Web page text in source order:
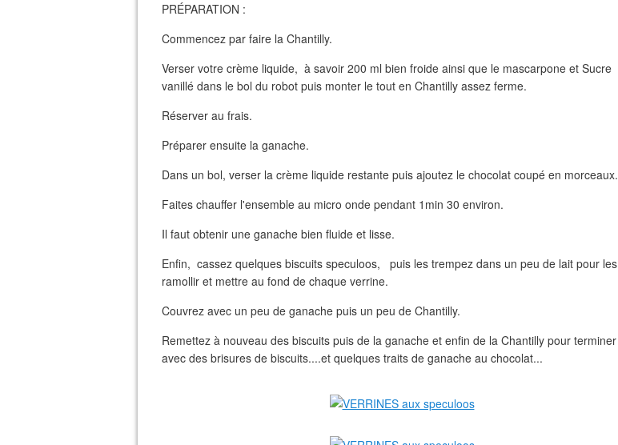
PRÉPARATION :
Commencez par faire la Chantilly.
Verser votre crème liquide, à savoir 200 ml bien froide ainsi que le mascarpone et Sucre
vanillé dans le bol du robot puis monter le tout en Chantilly assez ferme.
Réserver au frais.
Préparer ensuite la ganache.
Dans un bol, verser la crème liquide restante puis ajoutez le chocolat coupé en morceaux.
Faites chauffer l'ensemble au micro onde pendant 1min 30 environ.
Il faut obtenir une ganache bien fluide et lisse.
Enfin, cassez quelques biscuits speculoos, puis les trempez dans un peu de lait pour les
ramollir et mettre au fond de chaque verrine.
Couvrez avec un peu de ganache puis un peu de Chantilly.
Remettez à nouveau des biscuits puis de la ganache et enfin de la Chantilly pour terminer
avec des brisures de biscuits....et quelques traits de ganache au chocolat...